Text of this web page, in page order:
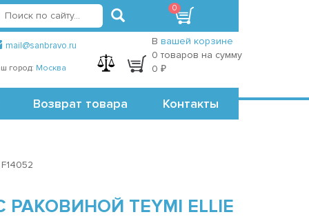
Точки самовывоза
mail@sanbravo.ru
город: Москва
регистрация
В вашей корзине
0 товаров на сумму
0 ₽
Возврат товара Контакты
0
TEYMI ELLIE